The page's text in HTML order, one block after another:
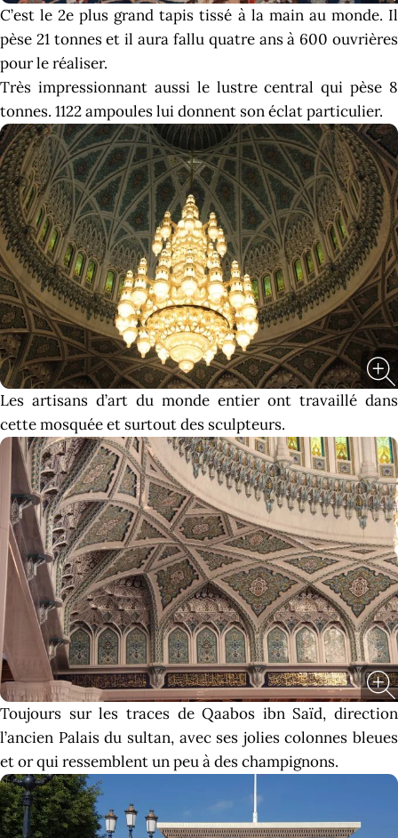
C’est le 2e plus grand tapis tissé à la main au monde. Il
pèse 21 tonnes et il aura fallu quatre ans à 600 ouvrières
pour le réaliser.
Très impressionnant aussi le lustre central qui pèse 8
tonnes. 1122 ampoules lui donnent son éclat particulier.
Les artisans d’art du monde entier ont travaillé dans
cette mosquée et surtout des sculpteurs.
Toujours sur les traces de Qaabos ibn Saïd, direction
l’ancien Palais du sultan, avec ses jolies colonnes bleues
et or qui ressemblent un peu à des champignons.